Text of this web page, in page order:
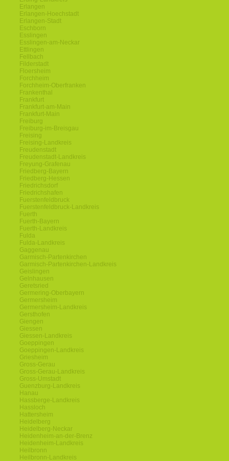
Erlangen
Erlangen-Hoechstadt
Erlangen-Stadt
Eschborn
Esslingen
Esslingen-am-Neckar
Ettlingen
Fellbach
Filderstadt
Floersheim
Forchheim
Forchheim-Oberfranken
Frankenthal
Frankfurt
Frankfurt-am-Main
Frankfurt-Main
Freiburg
Freiburg-im-Breisgau
Freising
Freising-Landkreis
Freudenstadt
Freudenstadt-Landkreis
Freyung-Grafenau
Friedberg-Bayern
Friedberg-Hessen
Friedrichsdorf
Friedrichshafen
Fuerstenfeldbruck
Fuerstenfeldbruck-Landkreis
Fuerth
Fuerth-Bayern
Fuerth-Landkreis
Fulda
Fulda-Landkreis
Gaggenau
Garmisch-Partenkirchen
Garmisch-Partenkirchen-Landkreis
Geislingen
Gelnhausen
Geretsried
Germering-Oberbayern
Germersheim
Germersheim-Landkreis
Gersthofen
Giengen
Giessen
Giessen-Landkreis
Goeppingen
Goeppingen-Landkreis
Griesheim
Gross-Gerau
Gross-Gerau-Landkreis
Gross-Umstadt
Guenzburg-Landkreis
Hanau
Hassberge-Landkreis
Hassloch
Hattersheim
Heidelberg
Heidelberg-Neckar
Heidenheim-an-der-Brenz
Heidenheim-Landkreis
Heilbronn
Heilbronn-Landkreis